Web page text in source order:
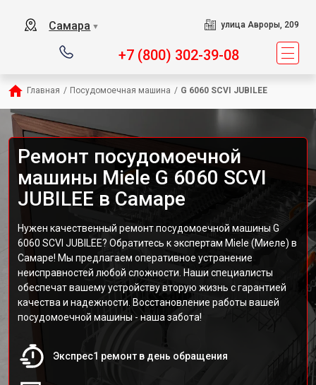
Самара ▼ улица Авроры, 209
+7 (800) 302-39-08
Главная / Посудомоечная машина / G 6060 SCVI JUBILEE
Ремонт посудомоечной
машины Miele G 6060 SCVI
JUBILEE в Самаре
Нужен качественный ремонт посудомоечной машины G
6060 SCVI JUBILEE? Обратитесь к экспертам Miele (Миеле) в
Самаре! Мы предлагаем оперативное устранение
неисправностей любой сложности. Наши специалисты
обеспечат вашему устройству вторую жизнь с гарантией
качества и надежности. Восстановление работы вашей
посудомоечной машины - наша забота!
Экспрес1 ремонт в день обращения